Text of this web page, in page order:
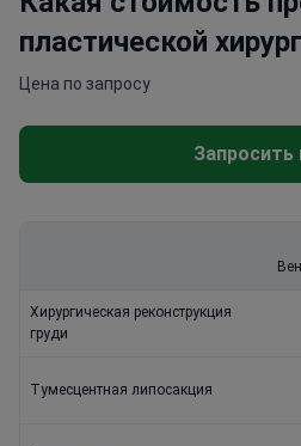
пластической
Цена по запросу
Запросить
Хирургическая реконструкция
груди
Тумесцентная липосакция